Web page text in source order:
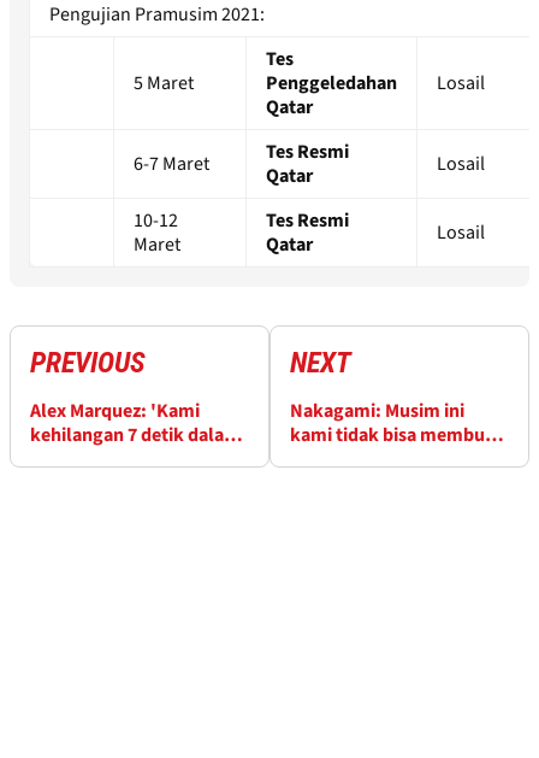
Pengujian Pramusim 2021:
5 Maret
Tes
Penggeledahan
Qatar
Losail
6-7 Maret
Tes Resmi
Qatar
Losail
10-12
Maret
Tes Resmi
Qatar
Losail
PREVIOUS
Alex Marquez: 'Kami
kehilangan 7 detik dalam
3 lap pertama'
NEXT
Nakagami: Musim ini
kami tidak bisa membuat
kesalahan, 'hybrid' ala